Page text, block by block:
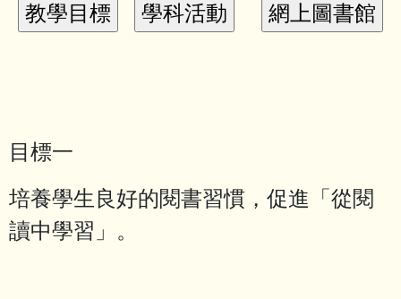
目標一
培養學生良好的閱書習慣，促進「從閱
讀中學習」。